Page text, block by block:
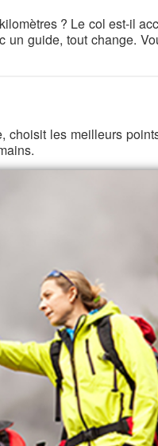
? Le col est-il
un guide, tout change.
choisit les meilleurs